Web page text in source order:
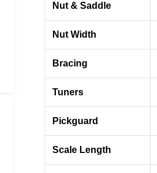
Nut & Saddle
Nut Width
Bracing
Tuners
Pickguard
Scale Length